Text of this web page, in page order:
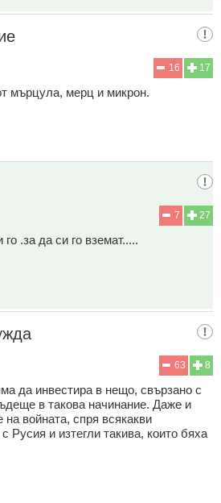
17
16
мърцула, мерц и микрон.
27
7
.за да си го вземат.....
8
63
да инвестира в нещо, свързано с
в такова начинание. Даже и
на войната, спря всякакви
Русия и изтегли такива, които бяха